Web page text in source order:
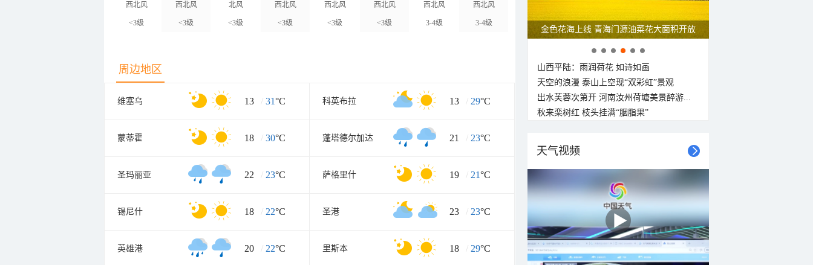
西北风
<3级
西北风
<3级
北风
<3级
西北风
<3级
西北风
<3级
西北风
<3级
西北风
3-4级
西北风
3-4级
周边地区
维塞乌 13 / 31°C 科英布拉 13 / 29°C
蒙蒂霍 18 / 30°C 蓬塔德尔加达 21 / 23°C
圣玛丽亚 22 / 23°C 萨格里什 19 / 21°C
锡尼什 18 / 22°C 圣港 23 / 23°C
英雄港 20 / 22°C 里斯本 18 / 29°C
金色花海上线 青海门源油菜花大面积开放
山西平陆：雨润荷花 如诗如画
天空的浪漫 泰山上空现“双彩虹”景观
出水芙蓉次第开 河南汝州荷塘美景醉游...
秋来栾树红 枝头挂满“胭脂果”
天气视频